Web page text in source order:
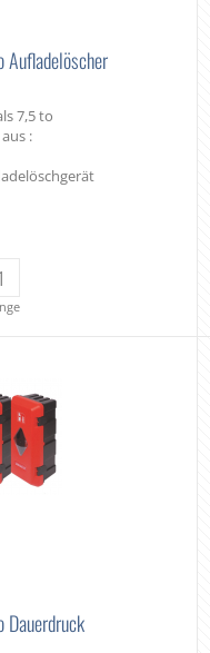
Aufladelöscher
7,5 to
:
Dauerdruck